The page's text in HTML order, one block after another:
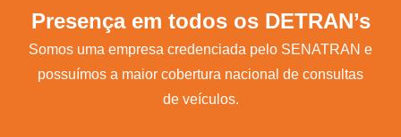
Presença em todos os DETRAN’s
Somos uma empresa credenciada pelo SENATRAN e
possuímos a maior cobertura nacional de consultas
de veículos.